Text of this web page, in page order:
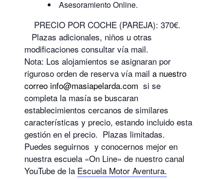
Asesoramiento Online.
PRECIO POR COCHE (PAREJA): 370€.
Plazas adicionales, niños u otras
modificaciones consultar vía mail.
Nota: Los alojamientos se asignaran por
riguroso orden de reserva vía mail a nuestro
correo info@masiapelarda.com si se
completa la masía se buscaran
establecimientos cercanos de similares
características y precio, estando incluido esta
gestión en el precio. Plazas limitadas.
Puedes seguirnos y conocernos mejor en
nuestra escuela «On Line» de nuestro canal
YouTube de la Escuela Motor Aventura.